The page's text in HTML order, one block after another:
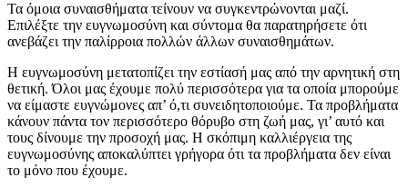
Τα όμοια συναισθήματα τείνουν να συγκεντρώνονται μαζί.
Επιλέξτε την ευγνωμοσύνη και σύντομα θα παρατηρήσετε ότι
ανεβάζει την παλίρροια πολλών άλλων συναισθημάτων.
Η ευγνωμοσύνη μετατοπίζει την εστίασή μας από την αρνητική στη
θετική. Όλοι μας έχουμε πολύ περισσότερα για τα οποία μπορούμε
να είμαστε ευγνώμονες απ’ ό,τι συνειδητοποιούμε. Τα προβλήματα
κάνουν πάντα τον περισσότερο θόρυβο στη ζωή μας, γι’ αυτό και
τους δίνουμε την προσοχή μας. Η σκόπιμη καλλιέργεια της
ευγνωμοσύνης αποκαλύπτει γρήγορα ότι τα προβλήματα δεν είναι
το μόνο που έχουμε.